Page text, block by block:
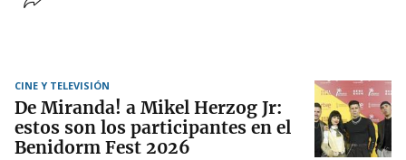
CINE Y TELEVISIÓN
De Miranda! a Mikel Herzog Jr:
estos son los participantes en el
Benidorm Fest 2026